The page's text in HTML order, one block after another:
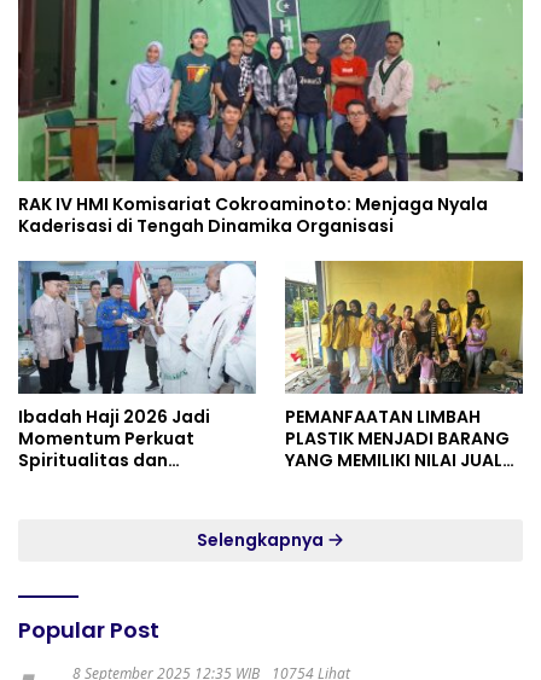
RAK IV HMI Komisariat Cokroaminoto: Menjaga Nyala
Kaderisasi di Tengah Dinamika Organisasi
Ibadah Haji 2026 Jadi
Momentum Perkuat
Spiritualitas dan
PEMANFAATAN LIMBAH
PLASTIK MENJADI BARANG
YANG MEMILIKI NILAI JUAL
Selengkapnya
Popular Post
8 September 2025 12:35 WIB 10754 Lihat